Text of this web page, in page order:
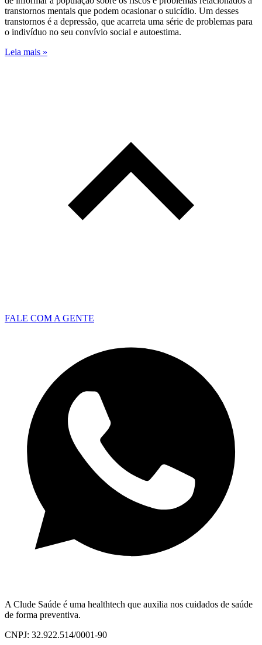
transtornos mentais que podem ocasionar o suicídio. Um desses
transtornos é a depressão, que acarreta uma série de problemas para
o indivíduo no seu convívio social e autoestima.
Leia mais »
FALE COM A GENTE
A Clude Saúde é uma healthtech que auxilia nos cuidados de saúde
de forma preventiva.
CNPJ: 32.922.514/0001-90